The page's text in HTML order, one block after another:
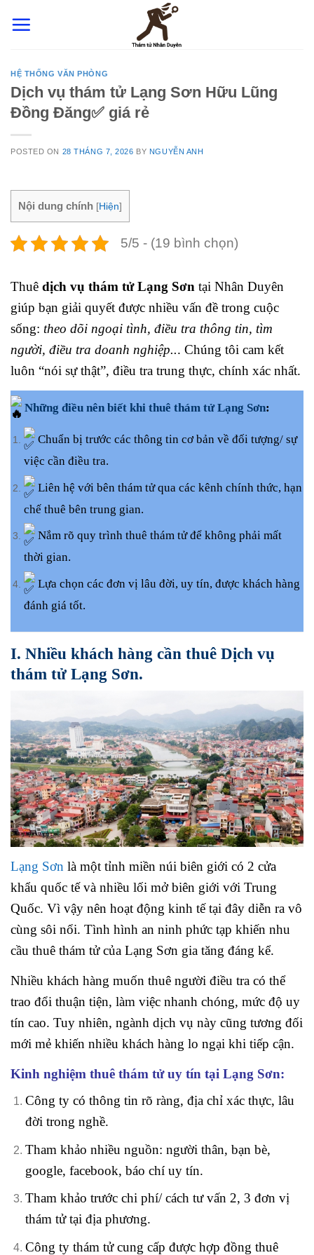
HỆ THỐNG VĂN PHÒNG
Dịch vụ thám tử Lạng Sơn Hữu Lũng
Đồng Đăng✅ giá rẻ
POSTED ON 28 THÁNG 7, 2026 BY NGUYỄN ANH
Nội dung chính [Hiện]
5/5 - (19 bình chọn)
Thuê dịch vụ thám tử Lạng Sơn tại Nhân Duyên
giúp bạn giải quyết được nhiều vấn đề trong cuộc
sống: theo dõi ngoại tình, điều tra thông tin, tìm
người, điều tra doanh nghiệp... Chúng tôi cam kết
luôn “nói sự thật”, điều tra trung thực, chính xác nhất.
Những điều nên biết khi thuê thám tử Lạng Sơn:
Chuẩn bị trước các thông tin cơ bản về đối tượng/ sự
việc cần điều tra.
Liên hệ với bên thám tử qua các kênh chính thức, hạn
chế thuê bên trung gian.
Nắm rõ quy trình thuê thám tử để không phải mất
thời gian.
Lựa chọn các đơn vị lâu đời, uy tín, được khách hàng
đánh giá tốt.
I. Nhiều khách hàng cần thuê Dịch vụ
thám tử Lạng Sơn.
Lạng Sơn là một tỉnh miền núi biên giới có 2 cửa
khẩu quốc tế và nhiều lối mở biên giới với Trung
Quốc. Vì vậy nên hoạt động kinh tế tại đây diễn ra vô
cùng sôi nổi. Tình hình an ninh phức tạp khiến nhu
cầu thuê thám tử của Lạng Sơn gia tăng đáng kể.
Nhiều khách hàng muốn thuê người điều tra có thể
trao đổi thuận tiện, làm việc nhanh chóng, mức độ uy
tín cao. Tuy nhiên, ngành dịch vụ này cũng tương đối
mới mẻ khiến nhiều khách hàng lo ngại khi tiếp cận.
Kinh nghiệm thuê thám tử uy tín tại Lạng Sơn:
Công ty có thông tin rõ ràng, địa chỉ xác thực, lâu
đời trong nghề.
Tham khảo nhiều nguồn: người thân, bạn bè,
google, facebook, báo chí uy tín.
Tham khảo trước chi phí/ cách tư vấn 2, 3 đơn vị
thám tử tại địa phương.
Công ty thám tử cung cấp được hợp đồng thuê